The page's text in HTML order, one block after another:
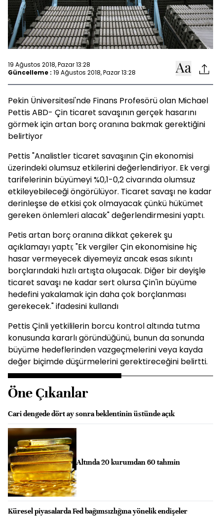
19 Ağustos 2018, Pazar 13:28
Güncelleme : 19 Ağustos 2018, Pazar 13:28
Pekin Üniversitesi'nde Finans Profesörü olan Michael
Pettis ABD- Çin ticaret savaşının gerçek hasarını
görmek için artan borç oranına bakmak gerektiğini
belirtiyor
Pettis "Analistler ticaret savaşının Çin ekonomisi
üzerindeki olumsuz etkilerini değerlendiriyor. Ek vergi
tarifelerinin büyümeyi %0,1-0,2 civarında olumsuz
etkileyebileceği öngörülüyor. Ticaret savaşı ne kadar
derinleşse de etkisi çok olmayacak çünkü hükümet
gereken önlemleri alacak" değerlendirmesini yaptı.
Petis artan borç oranına dikkat çekerek şu
açıklamayı yaptı; "Ek vergiler Çin ekonomisine hiç
hasar vermeyecek diyemeyiz ancak esas sıkıntı
borçlarındaki hızlı artışta oluşacak. Diğer bir deyişle
ticaret savaşı ne kadar sert olursa Çin'in büyüme
hedefini yakalamak için daha çok borçlanması
gerekecek." ifadesini kullandı
Pettis Çinli yetkililerin borcu kontrol altında tutma
konusunda kararlı göründüğünü, bunun da sonunda
büyüme hedeflerinden vazgeçmelerini veya kayda
değer biçimde düşürmelerini gerektireceğini belirtti.
Öne Çıkanlar
Cari dengede dört ay sonra beklentinin üstünde açık
Altında 20 kurumdan 60 tahmin
Küresel piyasalarda Fed bağımsızlığına yönelik endişeler